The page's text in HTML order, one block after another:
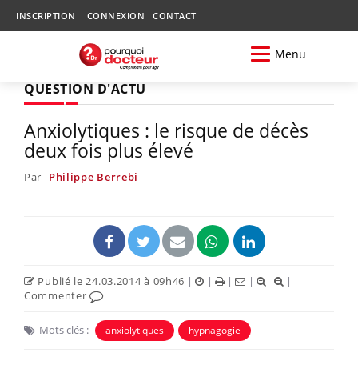
INSCRIPTION CONNEXION CONTACT
Menu
QUESTION D'ACTU
Anxiolytiques : le risque de décès
deux fois plus élevé
Par Philippe Berrebi
Publié le 24.03.2014 à 09h46 | | | |
|
Commenter
Mots clés : anxiolytiques hypnagogie